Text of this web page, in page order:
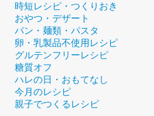
時短レシピ・つくりおき
おやつ・デザート
パン・麺類・パスタ
卵・乳製品不使用レシピ
グルテンフリーレシピ
糖質オフ
ハレの日・おもてなし
今月のレシピ
親子でつくるレシピ